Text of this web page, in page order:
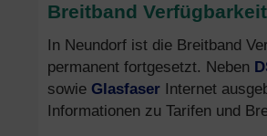
Breitband Verfügbarkeit
In Neundorf ist die Breitband
permanent fortgesetzt. Neben
sowie Glasfaser Internet
Informationen zu Tarifen und